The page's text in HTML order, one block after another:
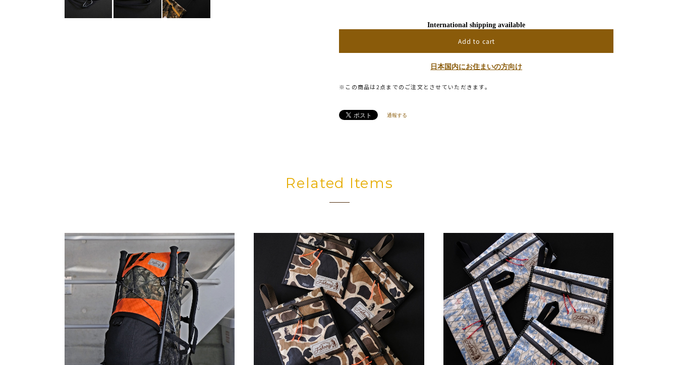
International shipping available
Add to cart
日本国内にお住まいの方向け
※この商品は2点までのご注文とさせていただきます。
通報する
Related Items